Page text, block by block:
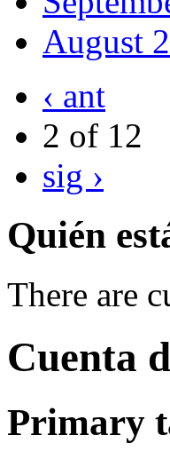
August
‹ ant
2 of 12
sig ›
Quién
There are
Cuenta
Primary